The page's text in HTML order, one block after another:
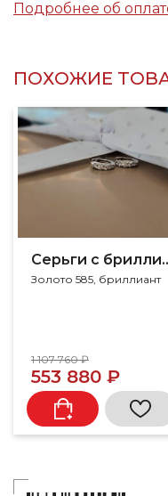
Подробнее об
ПОХОЖИЕ
Серьги
Золото 585, бриллиант
1 107 760 ₽
553 880 ₽